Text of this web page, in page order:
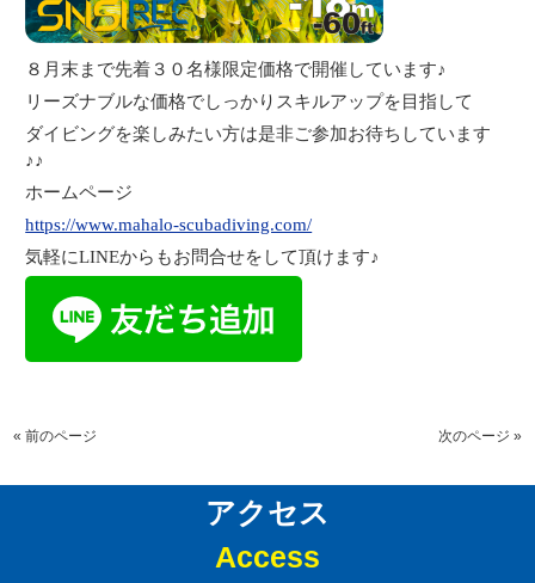
８月末まで先着３０名様限定価格で開催しています♪
リーズナブルな価格でしっかりスキルアップを目指して
ダイビングを楽しみたい方は是非ご参加お待ちしています
♪♪
ホームページ
https://www.mahalo-scubadiving.com/
気軽にLINEからもお問合せをして頂けます♪
« 前のページ 次のページ »
アクセス
Access